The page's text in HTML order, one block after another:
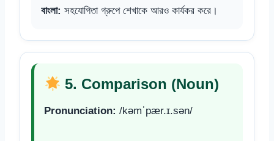
বাংলা: সহযোগিতা গ্রুপে শেখাকে আরও কার্যকর করে।
5. Comparison (Noun)
Pronunciation: /kəmˈpær.ɪ.sən/